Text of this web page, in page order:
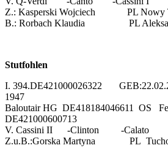
Z.: Kasperski Wojciech PL Nowy
B.: Rorbach Klaudia PL
Stutfohlen
I. 394.DE421000026322
1947
Baloutair HG DE418184046611 OS
DE421000600713
V. Cassini II -Clinton -Calato
Z.u.B.:Gorska Martyna PL